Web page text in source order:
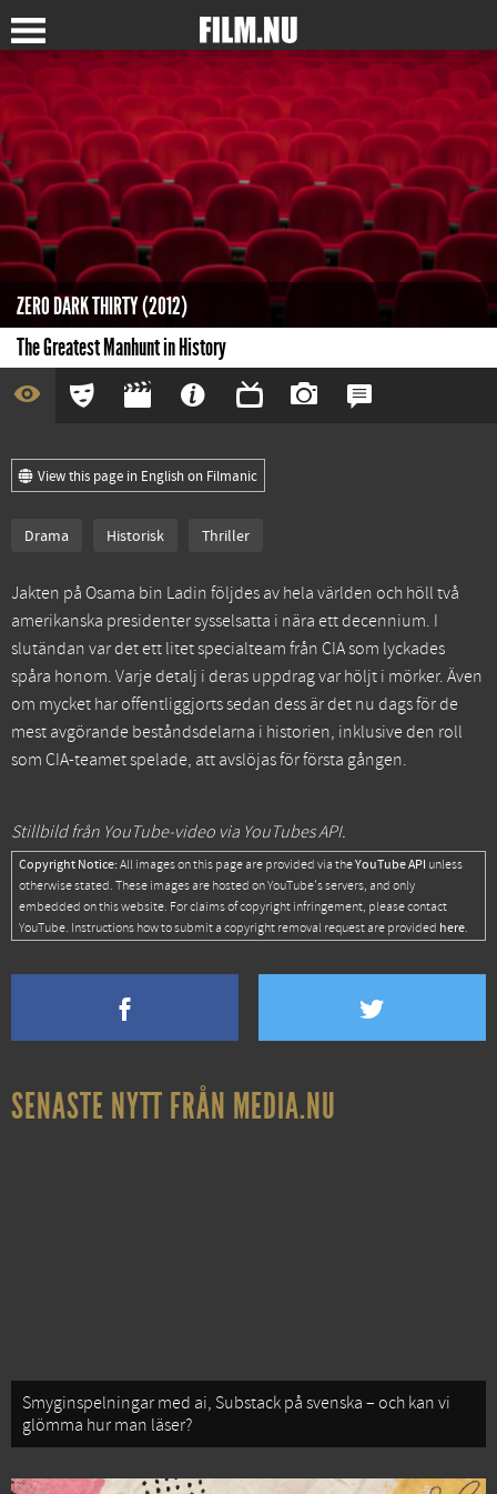
ZERO DARK THIRTY (2012)
The Greatest Manhunt in History
View this page in English on Filmanic
Drama Historisk Thriller
Jakten på Osama bin Ladin följdes av hela världen och höll två
amerikanska presidenter sysselsatta i nära ett decennium. I
slutändan var det ett litet specialteam från CIA som lyckades
spåra honom. Varje detalj i deras uppdrag var höljt i mörker. Även
om mycket har offentliggjorts sedan dess är det nu dags för de
mest avgörande beståndsdelarna i historien, inklusive den roll
som CIA-teamet spelade, att avslöjas för första gången.
Stillbild från YouTube-video via YouTubes API.
Copyright Notice: All images on this page are provided via theYouTube API unless
otherwise stated. These images are hosted on YouTube's servers, and only
embedded on this website. For claims of copyright infringement, please contact
YouTube. Instructions how to submit a copyright removal request are provided here.
SENASTE NYTT FRÅN MEDIA.NU
Smyginspelningar med ai, Substack på svenska – och kan vi
glömma hur man läser?